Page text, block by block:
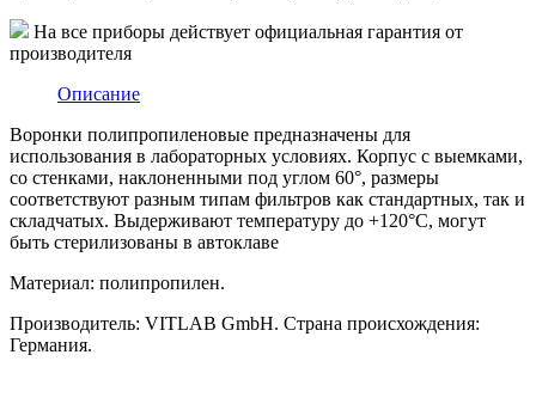
На все приборы действует официальная гарантия от
производителя
Описание
Воронки полипропиленовые предназначены для
использования в лабораторных условиях. Корпус с выемками,
со стенками, наклоненными под углом 60°, размеры
соответствуют разным типам фильтров как стандартных, так и
складчатых. Выдерживают температуру до +120°C, могут
быть стерилизованы в автоклаве
Материал: полипропилен.
Производитель: VITLAB GmbH. Страна происхождения:
Германия.